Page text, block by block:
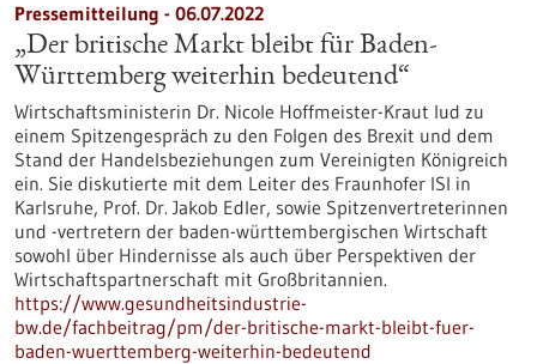
Pressemitteilung - 06.07.2022
„Der britische Markt bleibt für Baden-
Württemberg weiterhin bedeutend“
Wirtschaftsministerin Dr. Nicole Hoffmeister-Kraut lud zu
einem Spitzengespräch zu den Folgen des Brexit und dem
Stand der Handelsbeziehungen zum Vereinigten Königreich
ein. Sie diskutierte mit dem Leiter des Fraunhofer ISI in
Karlsruhe, Prof. Dr. Jakob Edler, sowie Spitzenvertreterinnen
und -vertretern der baden-württembergischen Wirtschaft
sowohl über Hindernisse als auch über Perspektiven der
Wirtschaftspartnerschaft mit Großbritannien.
https://www.gesundheitsindustrie-
bw.de/fachbeitrag/pm/der-britische-markt-bleibt-fuer-
baden-wuerttemberg-weiterhin-bedeutend